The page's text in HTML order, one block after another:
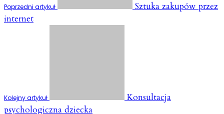
Poprzedni artykuł
Sztuka zakupów przez
internet
Kolejny artykuł
Konsultacja
psychologiczna dziecka